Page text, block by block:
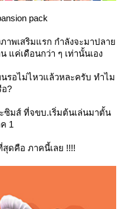
pack
ภาพเสริมแรก กำลังจะมาปลา
แค่เดือนกว่า ๆ เท่านั้นเอง
รอไม่ไหวแล้วหละครับ ทำไม
?
ซิมส์ ที่จขบ.เริ่มต้นเล่นมาตั้น
1
ดคือ ภาคนี้เลย !!!!